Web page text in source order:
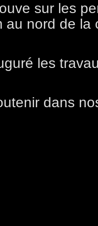
sur les
au nord de la
les
dans